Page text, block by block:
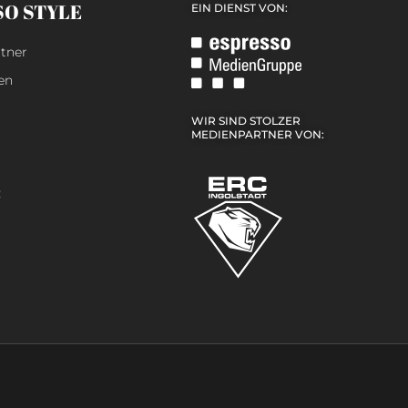
STYLE EIN DIENST VON:
WIR SIND STOLZER
MEDIENPARTNER VON: